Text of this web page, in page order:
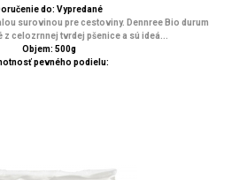
do: Vypredané
surovinou pre cestoviny. Dennree Bio durum
celozrnnej tvrdej pšenice a sú ideá...
Objem: 500g
pevného podielu: